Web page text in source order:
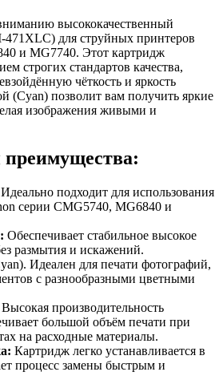
высококачественный
для струйных принтеров
и MG7740. Этот картридж
строгих стандартов качества,
чёткость и яркость
(Cyan) позволит вам получить яркие
изображения живыми и
преимущества:
Идеально подходит для использования
серии CMG5740, MG6840 и
Обеспечивает стабильное высокое
размытия и искажений.
Идеален для печати фотографий,
с разнообразными цветными
Высокая производительность
большой объём печати при
на расходные материалы.
Картридж легко устанавливается в
процесс замены быстрым и